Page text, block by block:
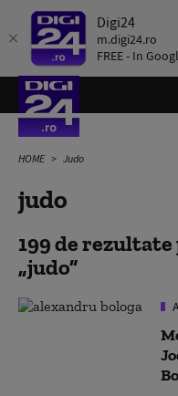
Digi24
m.digi24.ro
FREE - In
HOME Judo
judo
199 de
judo